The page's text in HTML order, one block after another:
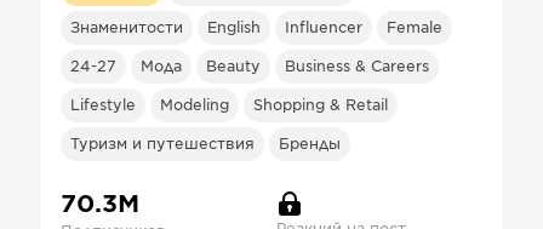
Знаменитости English Influencer Female
24-27 Мода Beauty Business & Careers
Lifestyle Modeling Shopping & Retail
Туризм и путешествия Бренды
70.3М